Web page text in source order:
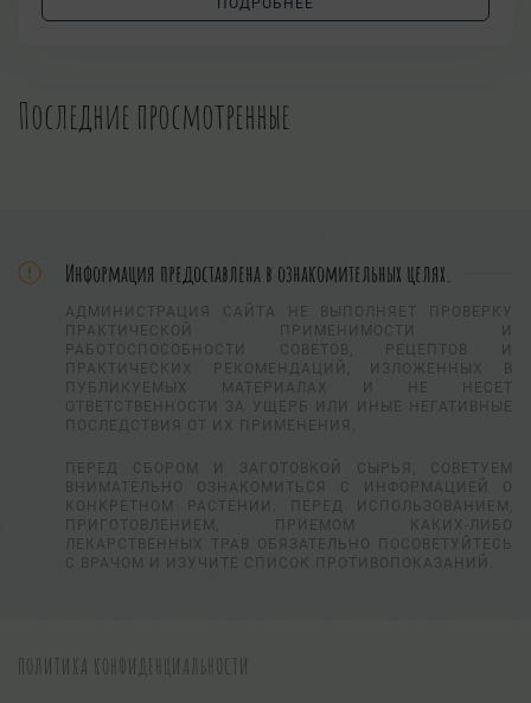
ПОДРОБНЕЕ
Последние просмотренные
Информация предоставлена в ознакомительных целях.
АДМИНИСТРАЦИЯ САЙТА НЕ ВЫПОЛНЯЕТ ПРОВЕРКУ
ПРАКТИЧЕСКОЙ ПРИМЕНИМОСТИ И
РАБОТОСПОСОБНОСТИ СОВЕТОВ, РЕЦЕПТОВ И
ПРАКТИЧЕСКИХ РЕКОМЕНДАЦИЙ, ИЗЛОЖЕННЫХ В
ПУБЛИКУЕМЫХ МАТЕРИАЛАХ И НЕ НЕСЕТ
ОТВЕТСТВЕННОСТИ ЗА УЩЕРБ ИЛИ ИНЫЕ НЕГАТИВНЫЕ
ПОСЛЕДСТВИЯ ОТ ИХ ПРИМЕНЕНИЯ.
ПЕРЕД СБОРОМ И ЗАГОТОВКОЙ СЫРЬЯ, СОВЕТУЕМ
ВНИМАТЕЛЬНО ОЗНАКОМИТЬСЯ С ИНФОРМАЦИЕЙ О
КОНКРЕТНОМ РАСТЕНИИ. ПЕРЕД ИСПОЛЬЗОВАНИЕМ,
ПРИГОТОВЛЕНИЕМ, ПРИЕМОМ КАКИХ-ЛИБО
ЛЕКАРСТВЕННЫХ ТРАВ ОБЯЗАТЕЛЬНО ПОСОВЕТУЙТЕСЬ
С ВРАЧОМ И ИЗУЧИТЕ СПИСОК ПРОТИВОПОКАЗАНИЙ.
ПОЛИТИКА КОНФИДЕНЦИАЛЬНОСТИ